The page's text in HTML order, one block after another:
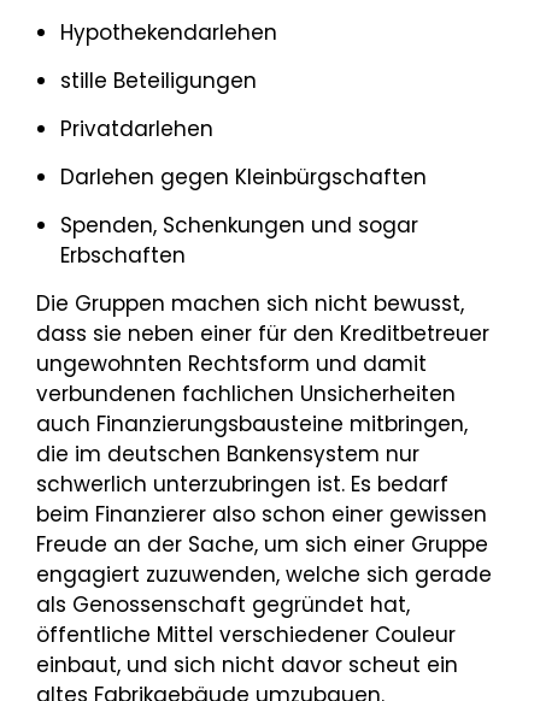
Hypothekendarlehen
stille Beteiligungen
Privatdarlehen
Darlehen gegen Kleinbürgschaften
Spenden, Schenkungen und sogar
Erbschaften
Die Gruppen machen sich nicht bewusst,
dass sie neben einer für den Kreditbetreuer
ungewohnten Rechtsform und damit
verbundenen fachlichen Unsicherheiten
auch Finanzierungsbausteine mitbringen,
die im deutschen Bankensystem nur
schwerlich unterzubringen ist. Es bedarf
beim Finanzierer also schon einer gewissen
Freude an der Sache, um sich einer Gruppe
engagiert zuzuwenden, welche sich gerade
als Genossenschaft gegründet hat,
öffentliche Mittel verschiedener Couleur
einbaut, und sich nicht davor scheut ein
altes Fabrikgebäude umzubauen.